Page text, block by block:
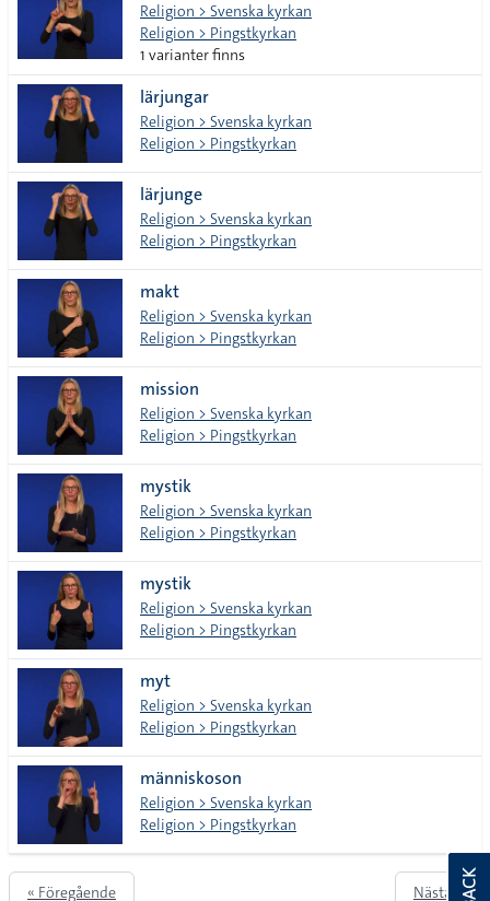
Religion > Svenska kyrkan
Religion > Pingstkyrkan
1 varianter finns
lärjungar
Religion > Svenska kyrkan
Religion > Pingstkyrkan
lärjunge
Religion > Svenska kyrkan
Religion > Pingstkyrkan
makt
Religion > Svenska kyrkan
Religion > Pingstkyrkan
mission
Religion > Svenska kyrkan
Religion > Pingstkyrkan
mystik
Religion > Svenska kyrkan
Religion > Pingstkyrkan
mystik
Religion > Svenska kyrkan
Religion > Pingstkyrkan
myt
Religion > Svenska kyrkan
Religion > Pingstkyrkan
människoson
Religion > Svenska kyrkan
Religion > Pingstkyrkan
« Föregående Nästa »